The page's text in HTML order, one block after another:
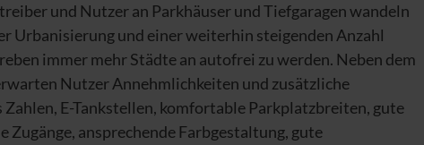
und Nutzer an Parkhäuser und Tiefgaragen wandeln
Urbanisierung und einer weiterhin steigenden Anzahl
immer mehr Städte an autofrei zu werden. Neben dem
Nutzer Annehmlichkeiten und zusätzliche
E-Tankstellen, komfortable Parkplatzbreiten, gute
Zugänge, ansprechende Farbgestaltung, gute